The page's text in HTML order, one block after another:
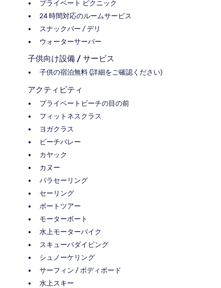
プライベート ピクニック
24 時間対応のルームサービス
スナックバー / デリ
ウォーターサーバー
子供向け設備 / サービス
子供の宿泊無料 (詳細をご確認ください)
アクティビティ
プライベートビーチの目の前
フィットネスクラス
ヨガクラス
ビーチバレー
カヤック
カヌー
パラセーリング
セーリング
ボートツアー
モーターボート
水上モーターバイク
スキューバダイビング
シュノーケリング
サーフィン / ボディボード
水上スキー